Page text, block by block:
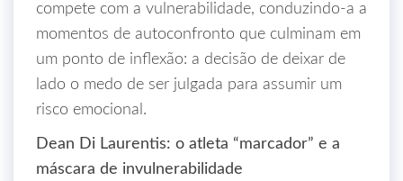
compete com a vulnerabilidade, conduzindo-a a
momentos de autoconfronto que culminam em
um ponto de inflexão: a decisão de deixar de
lado o medo de ser julgada para assumir um
risco emocional.
Dean Di Laurentis: o atleta “marcador” e a
máscara de invulnerabilidade